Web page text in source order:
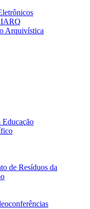
Arquivística
de Resíduos da